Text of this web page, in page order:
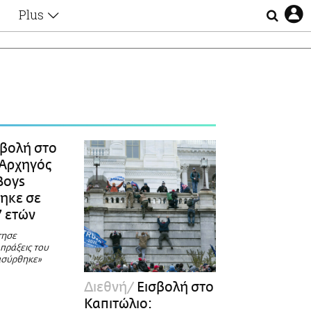
Plus
Οι Αθηναίοι
Απώλειες
Lgbtqi+
Επιλογές
στο
σε
ετών
του
Διεθνή Εισβολή στο
Καπιτώλιο: